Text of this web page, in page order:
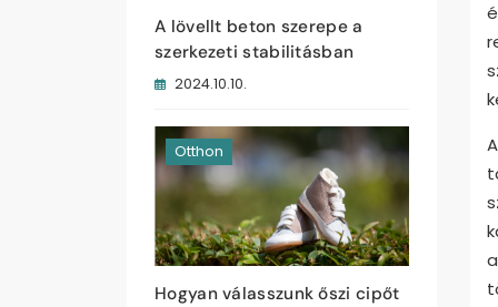
A lövellt beton szerepe a
szerkezeti stabilitásban
2024.10.10.
Otthon
Hogyan válasszunk őszi cipőt